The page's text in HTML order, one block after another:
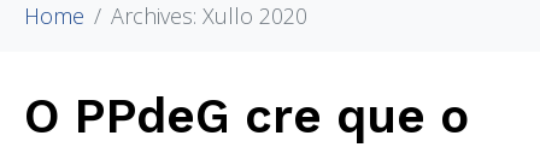
Home Archives: Xullo 2020
O PPdeG cre que o